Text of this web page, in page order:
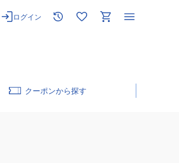
ログイン
クーポン